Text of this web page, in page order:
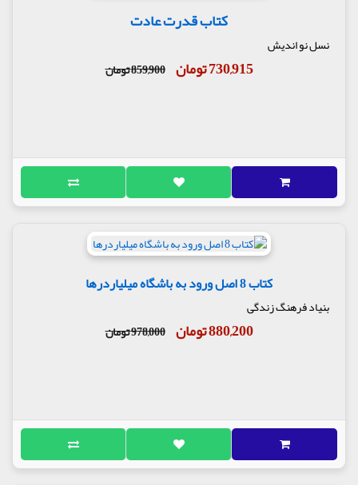
کتاب قدرت عادت
نسل نو اندیش
730,915 تومان 859,900 تومان
کتاب 8 اصل ورود به باشگاه میلیاردرها
بنیاد فرهنگ زندگی
880,200 تومان 978,000 تومان